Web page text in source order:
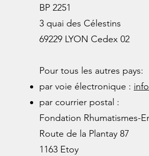
BP 2251
3 quai des Célestins
69229 LYON Cedex 02
Pour tous les autres pays:
par voie électronique :
par courrier postal :
Fondation Rhumatismes-
Route de la Plantay 87
1163 Etoy